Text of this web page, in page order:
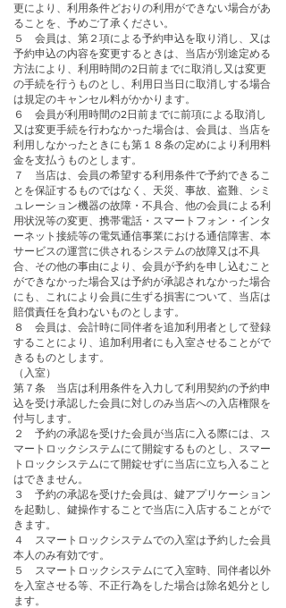
更により、利用条件どおりの利用ができない場合があ
ることを、予めご了承ください。
５ 会員は、第２項による予約申込を取り消し、又は
予約申込の内容を変更するときは、当店が別途定める
方法により、利用時間の2日前までに取消し又は変更
の手続を行うものとし、利用日当日に取消しする場合
は規定のキャンセル料がかかります。
６ 会員が利用時間の2日前までに前項による取消し
又は変更手続を行わなかった場合は、会員は、当店を
利用しなかったときにも第１８条の定めにより利用料
金を支払うものとします。
７ 当店は、会員の希望する利用条件で予約できるこ
とを保証するものではなく、天災、事故、盗難、シミ
ュレーション機器の故障・不具合、他の会員による利
用状況等の変更、携帯電話・スマートフォン・インタ
ーネット接続等の電気通信事業における通信障害、本
サービスの運営に供されるシステムの故障又は不具
合、その他の事由により、会員が予約を申し込むこと
ができなかった場合又は予約が承認されなかった場合
にも、これにより会員に生ずる損害について、当店は
賠償責任を負わないものとします。
８ 会員は、会計時に同伴者を追加利用者として登録
することにより、追加利用者にも入室させることがで
きるものとします。
（入室）
第７条 当店は利用条件を入力して利用契約の予約申
込を受け承認した会員に対しのみ当店への入店権限を
付与します。
２ 予約の承認を受けた会員が当店に入る際には、ス
マートロックシステムにて開錠するものとし、スマー
トロックシステムにて開錠せずに当店に立ち入ること
はできません。
３ 予約の承認を受けた会員は、鍵アプリケーション
を起動し、鍵操作することで当店に入店することがで
きます。
４ スマートロックシステムでの入室は予約した会員
本人のみ有効です。
５ スマートロックシステムにて入室時、同伴者以外
を入室させる等、不正行為をした場合は除名処分とし
ます。